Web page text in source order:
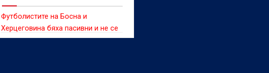
Футболистите на Босна и
Херцеговина бяха пасивни и не се
възползваха от шансовете си, каза